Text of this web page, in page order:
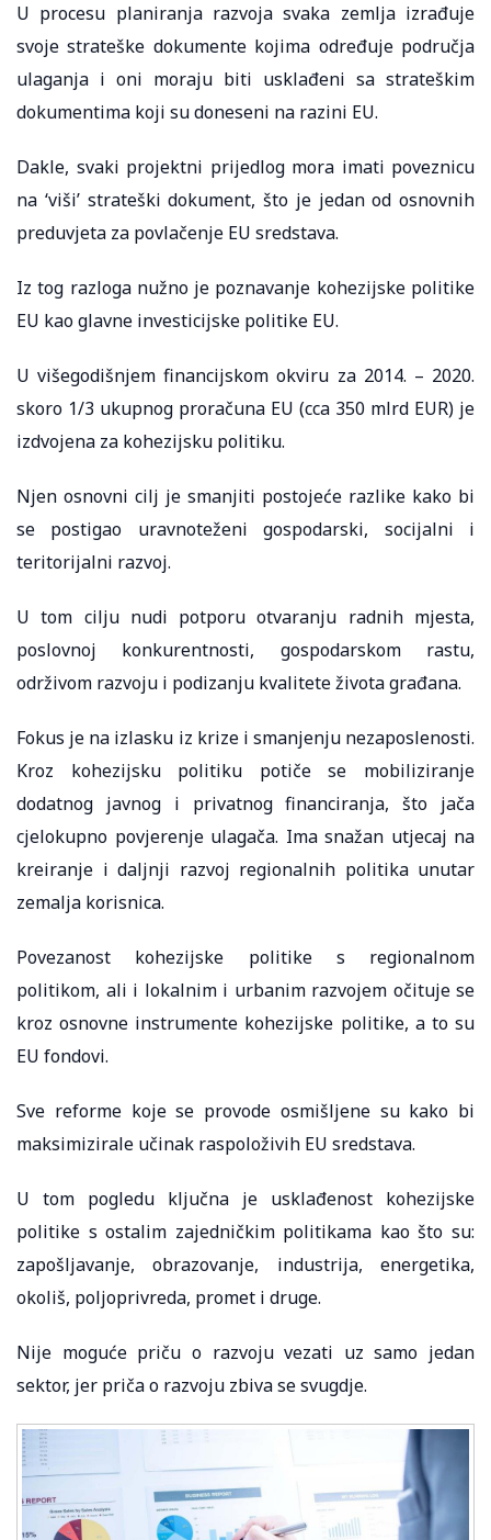
U procesu planiranja razvoja svaka zemlja izrađuje
svoje strateške dokumente kojima određuje područja
ulaganja i oni moraju biti usklađeni sa strateškim
dokumentima koji su doneseni na razini EU.
Dakle, svaki projektni prijedlog mora imati poveznicu
na ‘viši’ strateški dokument, što je jedan od osnovnih
preduvjeta za povlačenje EU sredstava.
Iz tog razloga nužno je poznavanje kohezijske politike
EU kao glavne investicijske politike EU.
U višegodišnjem financijskom okviru za 2014. – 2020.
skoro 1/3 ukupnog proračuna EU (cca 350 mlrd EUR) je
izdvojena za kohezijsku politiku.
Njen osnovni cilj je smanjiti postojeće razlike kako bi
se postigao uravnoteženi gospodarski, socijalni i
teritorijalni razvoj.
U tom cilju nudi potporu otvaranju radnih mjesta,
poslovnoj konkurentnosti, gospodarskom rastu,
održivom razvoju i podizanju kvalitete života građana.
Fokus je na izlasku iz krize i smanjenju nezaposlenosti.
Kroz kohezijsku politiku potiče se mobiliziranje
dodatnog javnog i privatnog financiranja, što jača
cjelokupno povjerenje ulagača. Ima snažan utjecaj na
kreiranje i daljnji razvoj regionalnih politika unutar
zemalja korisnica.
Povezanost kohezijske politike s regionalnom
politikom, ali i lokalnim i urbanim razvojem očituje se
kroz osnovne instrumente kohezijske politike, a to su
EU fondovi.
Sve reforme koje se provode osmišljene su kako bi
maksimizirale učinak raspoloživih EU sredstava.
U tom pogledu ključna je usklađenost kohezijske
politike s ostalim zajedničkim politikama kao što su:
zapošljavanje, obrazovanje, industrija, energetika,
okoliš, poljoprivreda, promet i druge.
Nije moguće priču o razvoju vezati uz samo jedan
sektor, jer priča o razvoju zbiva se svugdje.